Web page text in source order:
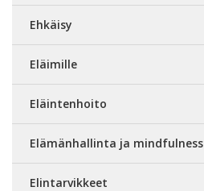
Ehkäisy
Eläimille
Eläintenhoito
Elämänhallinta ja mindfulness
Elintarvikkeet